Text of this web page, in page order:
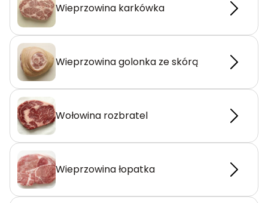
Wieprzowina karkówka
Wieprzowina golonka ze skórą
Wołowina rozbratel
Wieprzowina łopatka